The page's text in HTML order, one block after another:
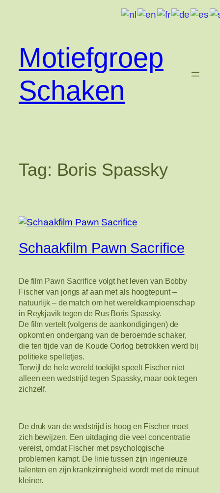
inhoudMotiefgroep
Schaken
Tag: Boris Spassky
Schaakfilm Pawn Sacrifice
De film Pawn Sacrifice volgt het leven van Bobby
Fischer van jongs af aan met als hoogtepunt –
natuurlijk – de match om het wereldkampioenschap
in Reykjavik tegen de Rus Boris Spassky.
De film vertelt (volgens de aankondigingen) de
opkomt en ondergang van de beroemde schaker,
die ten tijde van de Koude Oorlog betrokken werd bij
politieke spelletjes.
Terwijl de hele wereld toekijkt speelt Fischer niet
alleen een wedstrijd tegen Spassky, maar ook tegen
zichzelf.
De druk van de wedstrijd is hoog en Fischer moet
zich bewijzen. Een uitdaging die veel concentratie
vereist, omdat Fischer met psychologische
problemen kampt. De linie tussen zijn ingenieuze
talenten en zijn krankzinnigheid wordt met de minuut
kleiner.